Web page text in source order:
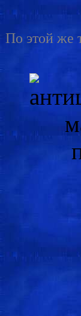
По этой же